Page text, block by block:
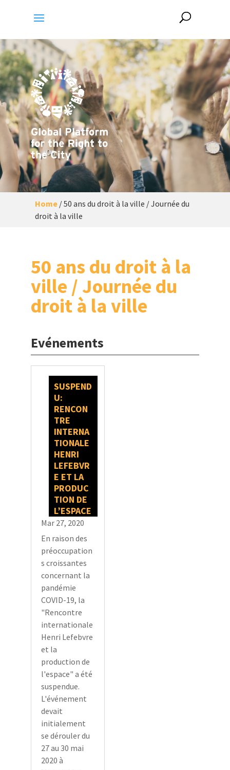
Home/50 ans du droit à la ville / Journée du
droit à la ville
50 ans du droit à la
ville / Journée du
droit à la ville
Evénements
SUSPEND
U:
RENCON
TRE
INTERNA
TIONALE
HENRI
LEFEBVR
E ET LA
PRODUC
TION DE
L’ESPACE
Mar 27, 2020
En raison des
préoccupation
s croissantes
concernant la
pandémie
COVID-19, la
"Rencontre
internationale
Henri Lefebvre
et la
production de
l'espace" a été
suspendue.
L'événement
devait
initialement
se dérouler du
27 au 30 mai
2020 à